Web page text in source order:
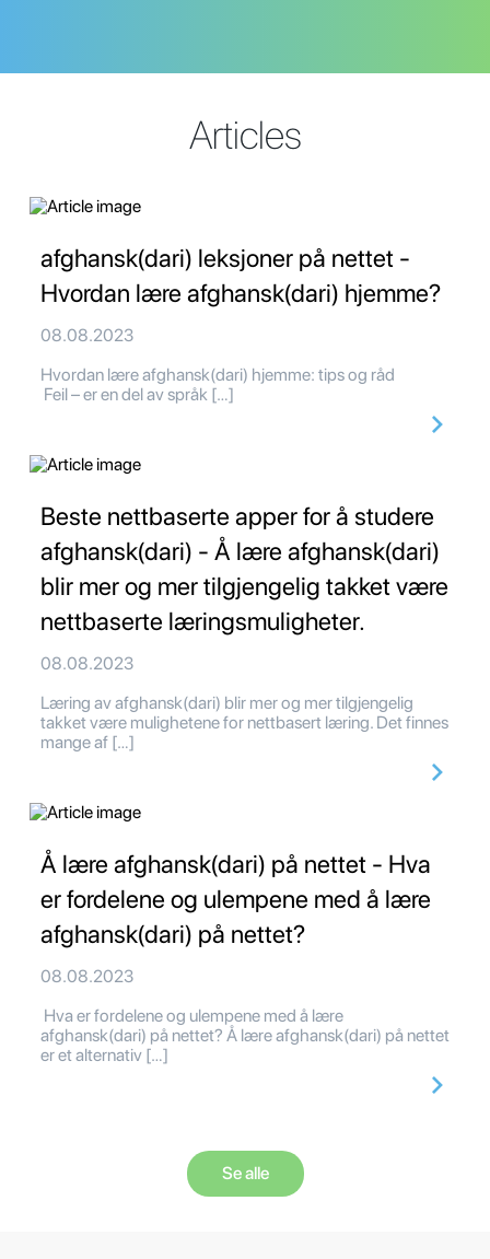
Articles
afghansk(dari) leksjoner på nettet -
Hvordan lære afghansk(dari) hjemme?
08.08.2023
Hvordan lære afghansk(dari) hjemme: tips og råd
Feil – er en del av språk […]
Beste nettbaserte apper for å studere
afghansk(dari) - Å lære afghansk(dari)
blir mer og mer tilgjengelig takket være
nettbaserte læringsmuligheter.
08.08.2023
Læring av afghansk(dari) blir mer og mer tilgjengelig
takket være mulighetene for nettbasert læring. Det finnes
mange af […]
Å lære afghansk(dari) på nettet - Hva
er fordelene og ulempene med å lære
afghansk(dari) på nettet?
08.08.2023
Hva er fordelene og ulempene med å lære
afghansk(dari) på nettet? Å lære afghansk(dari) på nettet
er et alternativ […]
Se alle